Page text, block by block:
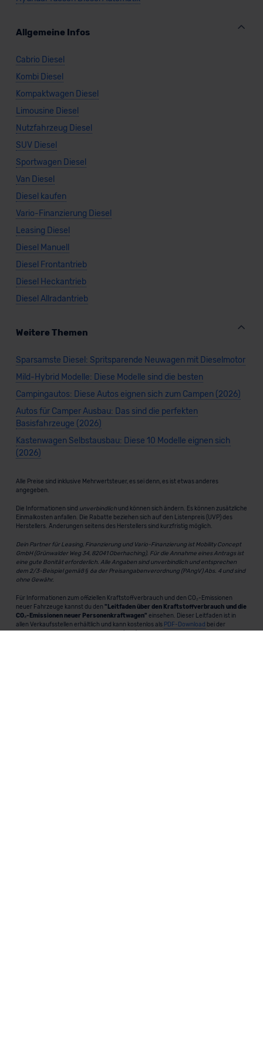
erteilen. Nähere Informationen zu den bestehenden
unserem Datenschutzbeauftragten unter
Datenschutzerklärung
Allgemeine Infos
Cabrio Diesel
Kombi Diesel
Kompaktwagen Diesel
Limousine Diesel
Nutzfahrzeug Diesel
SUV Diesel
Sportwagen Diesel
Van Diesel
Diesel kaufen
Vario-Finanzierung Diesel
Leasing Diesel
Diesel Manuell
Diesel Frontantrieb
Diesel Heckantrieb
Diesel Allradantrieb
Weitere Themen
Sparsamste Diesel: Spritsparende Neuwagen mit Dieselmotor
Mild-Hybrid Modelle: Diese Modelle sind die besten
Campingautos: Diese Autos eignen sich zum Campen (2026)
Autos für Camper Ausbau: Das sind die perfekten
Basisfahrzeuge (2026)
Kastenwagen Selbstausbau: Diese 10 Modelle eignen sich
(2026)
Alle Preise sind inklusive Mehrwertsteuer, es sei denn, es ist etwas anderes
angegeben.
Die Informationen sind unverbindlichund können sich ändern. Es können zusätzliche
Einmalkosten anfallen. Die Rabatte beziehen sich auf den Listenpreis (UVP) des
Herstellers. Änderungen seitens des Herstellers sind kurzfristig möglich.
Dein Partner für Leasing, Finanzierung und Vario-Finanzierung ist Mobility Concept
GmbH (Grünwalder Weg 34, 82041 Oberhaching). Für die Annahme eines Antrags ist
eine gute Bonität erforderlich. Alle Angaben sind unverbindlich und entsprechen
dem 2/3-Beispiel gemäß § 6a der Preisangabenverordnung (PAngV) Abs. 4 und sind
ohne Gewähr.
Für Informationen zum offiziellen Kraftstoffverbrauch und den CO₂-Emissionen
neuer Fahrzeuge kannst du den "Leitfaden über den Kraftstoffverbrauch und die
CO₂-Emissionen neuer Personenkraftwagen" einsehen. Dieser Leitfaden ist in
allen Verkaufsstellen erhältlich und kann kostenlos als PDF-Download bei der